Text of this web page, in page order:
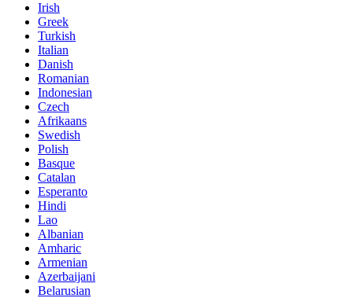
Irish
Greek
Turkish
Italian
Danish
Romanian
Indonesian
Czech
Afrikaans
Swedish
Polish
Basque
Catalan
Esperanto
Hindi
Lao
Albanian
Amharic
Armenian
Azerbaijani
Belarusian